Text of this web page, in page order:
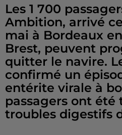
Les 1 700
Ambition, arrivé
mai à Bordeaux
Brest, peuvent
quitter le navire.
confirmé un
entérite virale à
passagers ont été
troubles digestifs